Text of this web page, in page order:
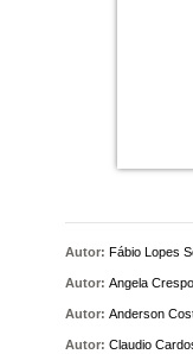
Autor: Fábio Lopes
Autor: Angela Crespo
Autor: Anderson
Autor: Claudio